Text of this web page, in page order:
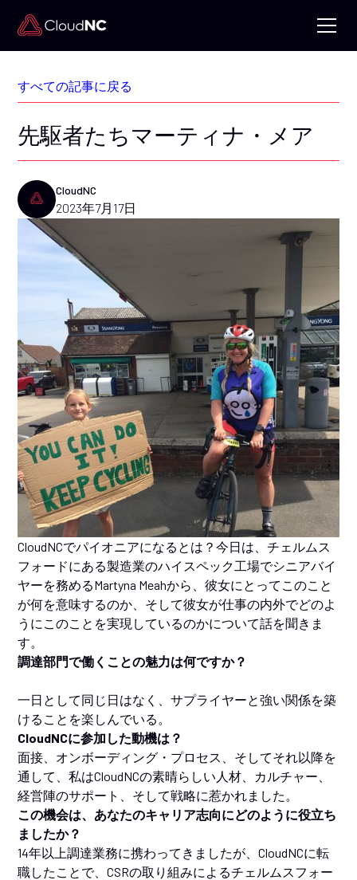
すべての記事に戻る
先駆者たちマーティナ・メア
CloudNC
2023年7月17日
CloudNCでパイオニアになるとは？今日は、チェルムス
フォードにある製造業のハイスペック工場でシニアバイ
ヤーを務めるMartyna Meahから、彼女にとってこのこと
が何を意味するのか、そして彼女が仕事の内外でどのよ
うにこのことを実現しているのかについて話を聞きま
す。
調達部門で働くことの魅力は何ですか？
一日として同じ日はなく、サプライヤーと強い関係を築
けることを楽しんでいる。
CloudNCに参加した動機は？
面接、オンボーディング・プロセス、そしてそれ以降を
通して、私はCloudNCの素晴らしい人材、カルチャー、
経営陣のサポート、そして戦略に惹かれました。
この機会は、あなたのキャリア志向にどのように役立ち
ましたか？
14年以上調達業務に携わってきましたが、CloudNCに転
職したことで、CSRの取り組みによるチェルムスフォー